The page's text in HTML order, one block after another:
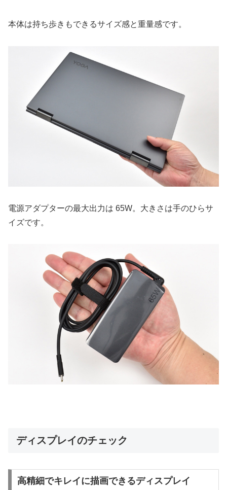
本体は持ち歩きもできるサイズ感と重量感です。
電源アダプターの最大出力は 65W。大きさは手のひらサ
イズです。
ディスプレイのチェック
高精細でキレイに描画できるディスプレイ